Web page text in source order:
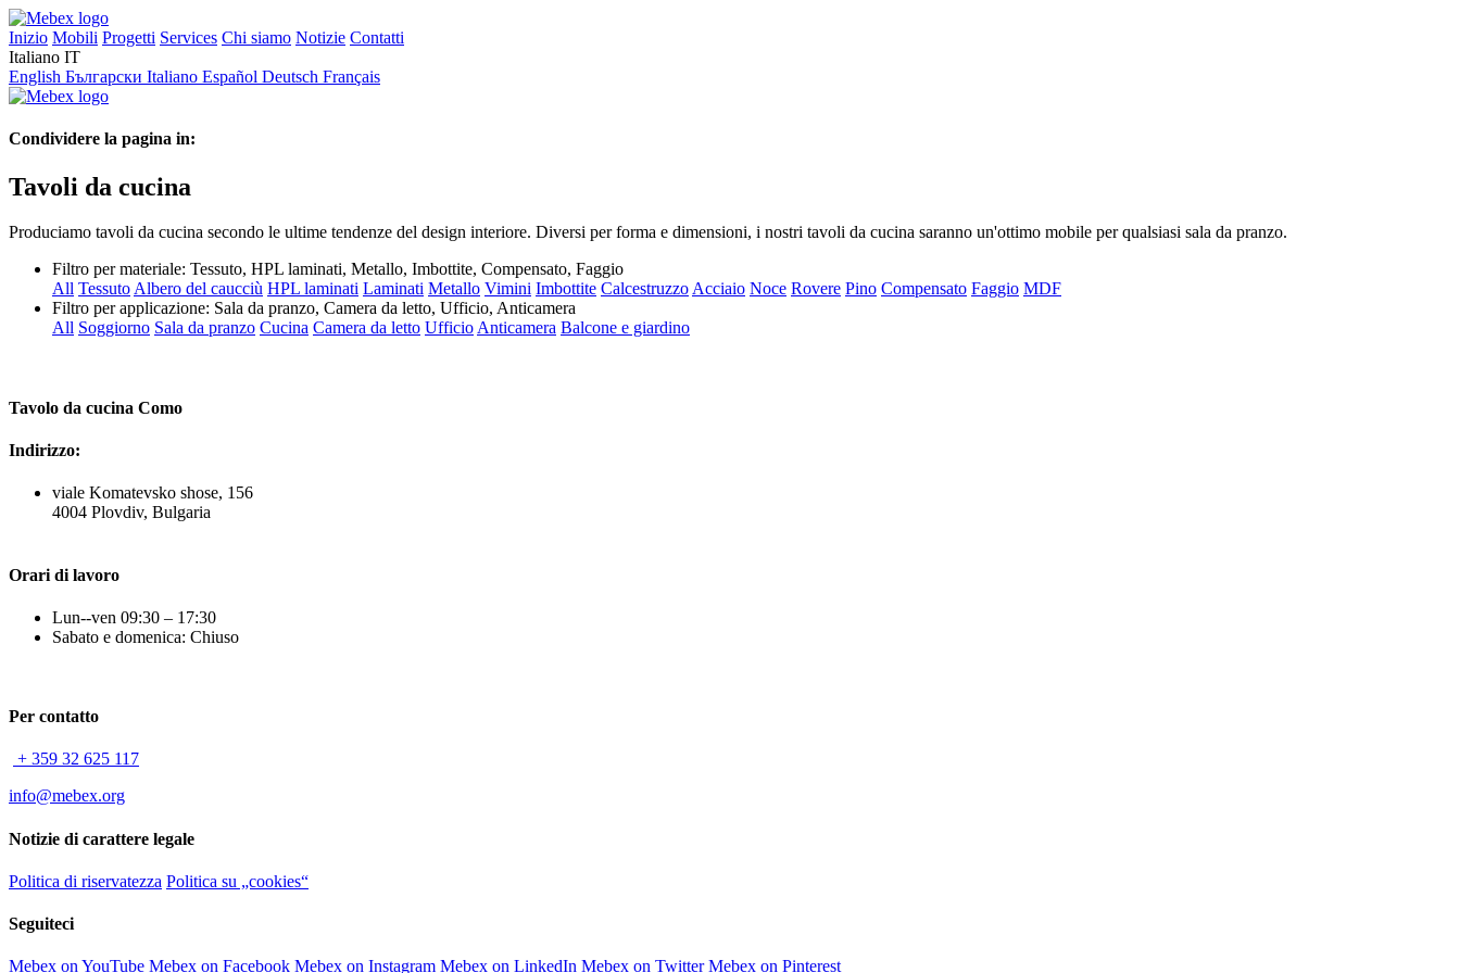
Inizio Mobili Progetti Services Chi siamo Notizie Contatti
Italiano IT
English Български Italiano Español Deutsch Français
Condividere la pagina in:
Tavoli da cucina
Produciamo tavoli da cucina secondo le ultime tendenze del design interiore. Diversi per forma e dimensioni, i nostri tavoli da cucina saranno un'ottimo mobile per qualsiasi sala da pranzo.
Filtro per materiale: Tessuto, HPL laminati, Metallo, Imbottite, Compensato, Faggio
All TessutoAlbero del caucciù HPL laminati Laminati Metallo Vimini Imbottite CalcestruzzoAcciaio Noce Rovere Pino Compensato Faggio MDF
Filtro per applicazione: Sala da pranzo, Camera da letto, Ufficio, Anticamera
All Soggiorno Sala da pranzo Cucina Camera da letto UfficioAnticamera Balcone e giardino
Tavolo da cucina Como
Indirizzo:
viale Komatevsko shose, 156
4004 Plovdiv, Bulgaria
Orari di lavoro
Lun--ven 09:30 – 17:30
Sabato e domenica: Chiuso
Per contatto
+ 359 32 625 117
info@mebex.org
Notizie di carattere legale
Politica di riservatezza Politica su „cookies“
Seguiteci
Mebex on YouTube Mebex on Facebook Mebex on Instagram Mebex on LinkedIn Mebex on Twitter Mebex on Pinterest